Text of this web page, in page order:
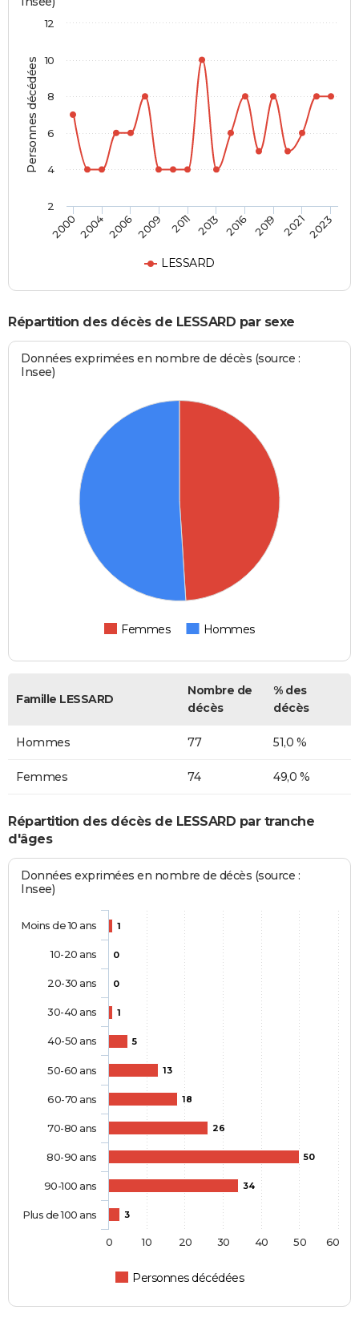
Personnes décédées
LESSARD
2000200420062009 2011 2013 2016 2019 20212023
2
4
6
8
10
12
Répartition des décès de LESSARD par sexe
Données exprimées en nombre de décès (source :
Insee)
Femmes Hommes
Famille LESSARD
Nombre de
décès
% des
décès
Hommes 77 51,0 %
Femmes 74 49,0 %
Répartition des décès de LESSARD par tranche
d'âges
Données exprimées en nombre de décès (source :
Insee)
1
0
0
1
5
13
18
26
50
34
3
Personnes décédées
Moins de 10 ans
10-20 ans
20-30 ans
30-40 ans
40-50 ans
50-60 ans
60-70 ans
70-80 ans
80-90 ans
90-100 ans
Plus de 100 ans
0 10 20 30 40 50 60